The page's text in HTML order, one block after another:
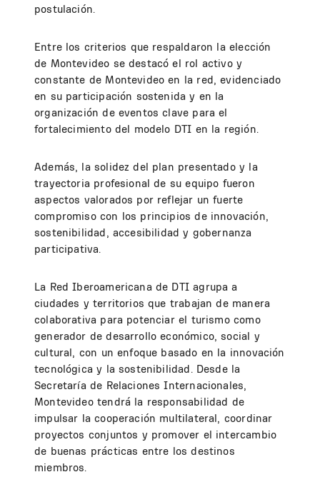
postulación.
Entre los criterios que respaldaron la elección
de Montevideo se destacó el rol activo y
constante de Montevideo en la red, evidenciado
en su participación sostenida y en la
organización de eventos clave para el
fortalecimiento del modelo DTI en la región.
Además, la solidez del plan presentado y la
trayectoria profesional de su equipo fueron
aspectos valorados por reflejar un fuerte
compromiso con los principios de innovación,
sostenibilidad, accesibilidad y gobernanza
participativa.
La Red Iberoamericana de DTI agrupa a
ciudades y territorios que trabajan de manera
colaborativa para potenciar el turismo como
generador de desarrollo económico, social y
cultural, con un enfoque basado en la innovación
tecnológica y la sostenibilidad. Desde la
Secretaría de Relaciones Internacionales,
Montevideo tendrá la responsabilidad de
impulsar la cooperación multilateral, coordinar
proyectos conjuntos y promover el intercambio
de buenas prácticas entre los destinos
miembros.